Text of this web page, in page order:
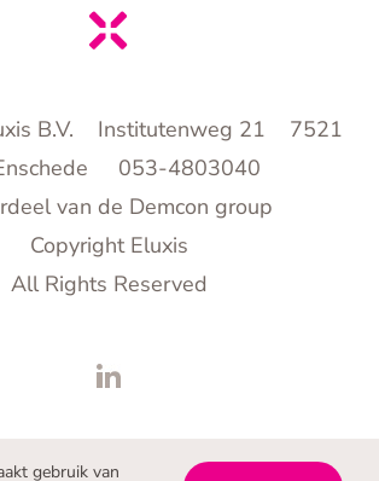
B.V. Institutenweg 21 7521
053-4803040
van de Demcon group
Copyright Eluxis
All Rights Reserved
gebruik van